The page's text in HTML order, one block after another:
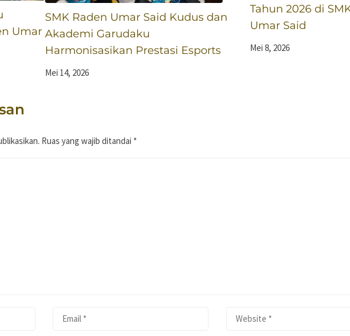
Umar
SMK Raden Umar Said Kudus dan
Akademi Garudaku
Harmonisasikan Prestasi Esports
Mei 14, 2026
Tahun 2026 di
Umar Said
Mei 8, 2026
Ruas yang wajib ditandai *